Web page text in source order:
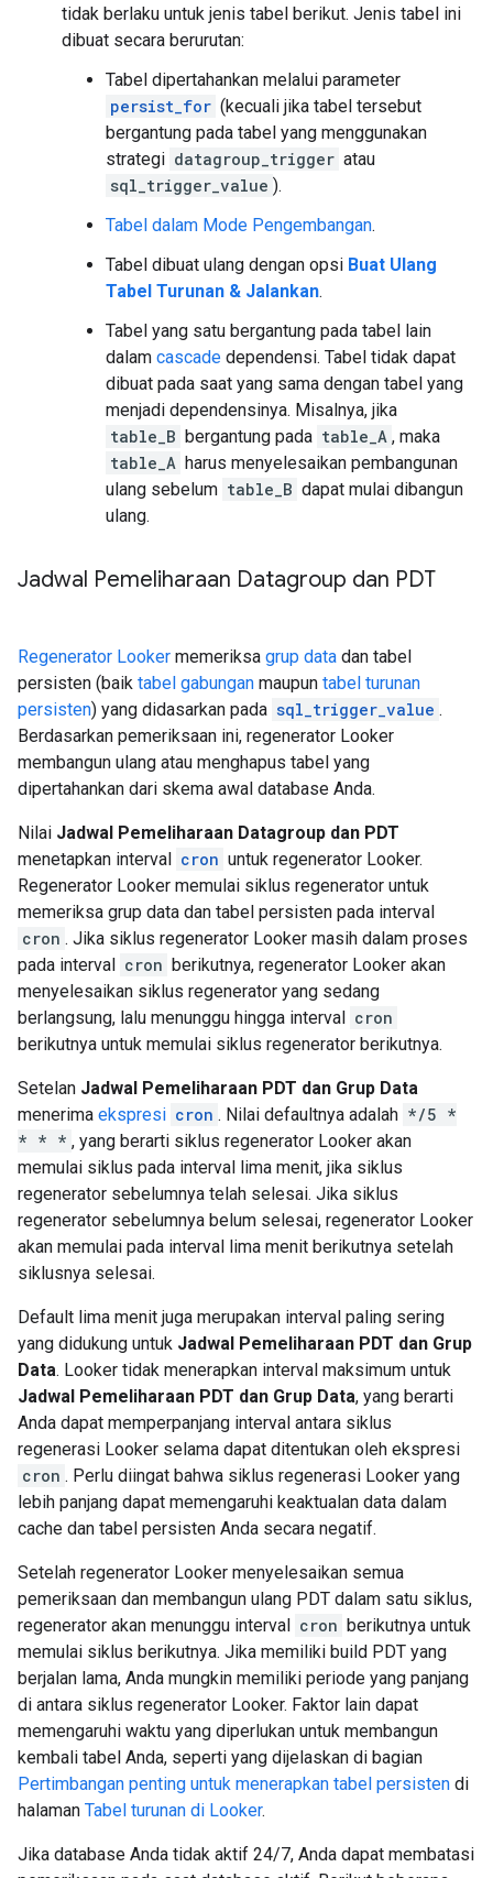
tidak berlaku untuk jenis tabel berikut. Jenis tabel ini
dibuat secara berurutan:
Tabel dipertahankan melalui parameter
persist_for (kecuali jika tabel tersebut
bergantung pada tabel yang menggunakan
strategi datagroup_trigger atau
sql_trigger_value ).
Tabel dalam Mode Pengembangan.
Tabel dibuat ulang dengan opsi Buat Ulang
Tabel Turunan & Jalankan.
Tabel yang satu bergantung pada tabel lain
dalam cascade dependensi. Tabel tidak dapat
dibuat pada saat yang sama dengan tabel yang
menjadi dependensinya. Misalnya, jika
table_B bergantung pada table_A , maka
table_A harus menyelesaikan pembangunan
ulang sebelum table_B dapat mulai dibangun
ulang.
Jadwal Pemeliharaan Datagroup dan PDT
Regenerator Looker memeriksa grup data dan tabel
persisten (baik tabel gabungan maupun tabel turunan
persisten) yang didasarkan pada sql_trigger_value .
Berdasarkan pemeriksaan ini, regenerator Looker
membangun ulang atau menghapus tabel yang
dipertahankan dari skema awal database Anda.
Nilai Jadwal Pemeliharaan Datagroup dan PDT
menetapkan interval cron untuk regenerator Looker.
Regenerator Looker memulai siklus regenerator untuk
memeriksa grup data dan tabel persisten pada interval
cron . Jika siklus regenerator Looker masih dalam proses
pada interval cron berikutnya, regenerator Looker akan
menyelesaikan siklus regenerator yang sedang
berlangsung, lalu menunggu hingga interval cron
berikutnya untuk memulai siklus regenerator berikutnya.
Setelan Jadwal Pemeliharaan PDT dan Grup Data
menerima ekspresi cron . Nilai defaultnya adalah */5 *
* * * , yang berarti siklus regenerator Looker akan
memulai siklus pada interval lima menit, jika siklus
regenerator sebelumnya telah selesai. Jika siklus
regenerator sebelumnya belum selesai, regenerator Looker
akan memulai pada interval lima menit berikutnya setelah
siklusnya selesai.
Default lima menit juga merupakan interval paling sering
yang didukung untuk Jadwal Pemeliharaan PDT dan Grup
Data. Looker tidak menerapkan interval maksimum untuk
Jadwal Pemeliharaan PDT dan Grup Data, yang berarti
Anda dapat memperpanjang interval antara siklus
regenerasi Looker selama dapat ditentukan oleh ekspresi
cron . Perlu diingat bahwa siklus regenerasi Looker yang
lebih panjang dapat memengaruhi keaktualan data dalam
cache dan tabel persisten Anda secara negatif.
Setelah regenerator Looker menyelesaikan semua
pemeriksaan dan membangun ulang PDT dalam satu siklus,
regenerator akan menunggu interval cron berikutnya untuk
memulai siklus berikutnya. Jika memiliki build PDT yang
berjalan lama, Anda mungkin memiliki periode yang panjang
di antara siklus regenerator Looker. Faktor lain dapat
memengaruhi waktu yang diperlukan untuk membangun
kembali tabel Anda, seperti yang dijelaskan di bagian
Pertimbangan penting untuk menerapkan tabel persisten di
halaman Tabel turunan di Looker.
Jika database Anda tidak aktif 24/7, Anda dapat membatasi